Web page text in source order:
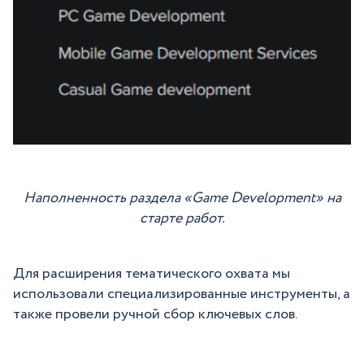
Наполненность раздела «Game Development» на
старте работ.
Для расширения тематического охвата мы
использовали специализированные инструменты, а
также провели ручной сбор ключевых слов.